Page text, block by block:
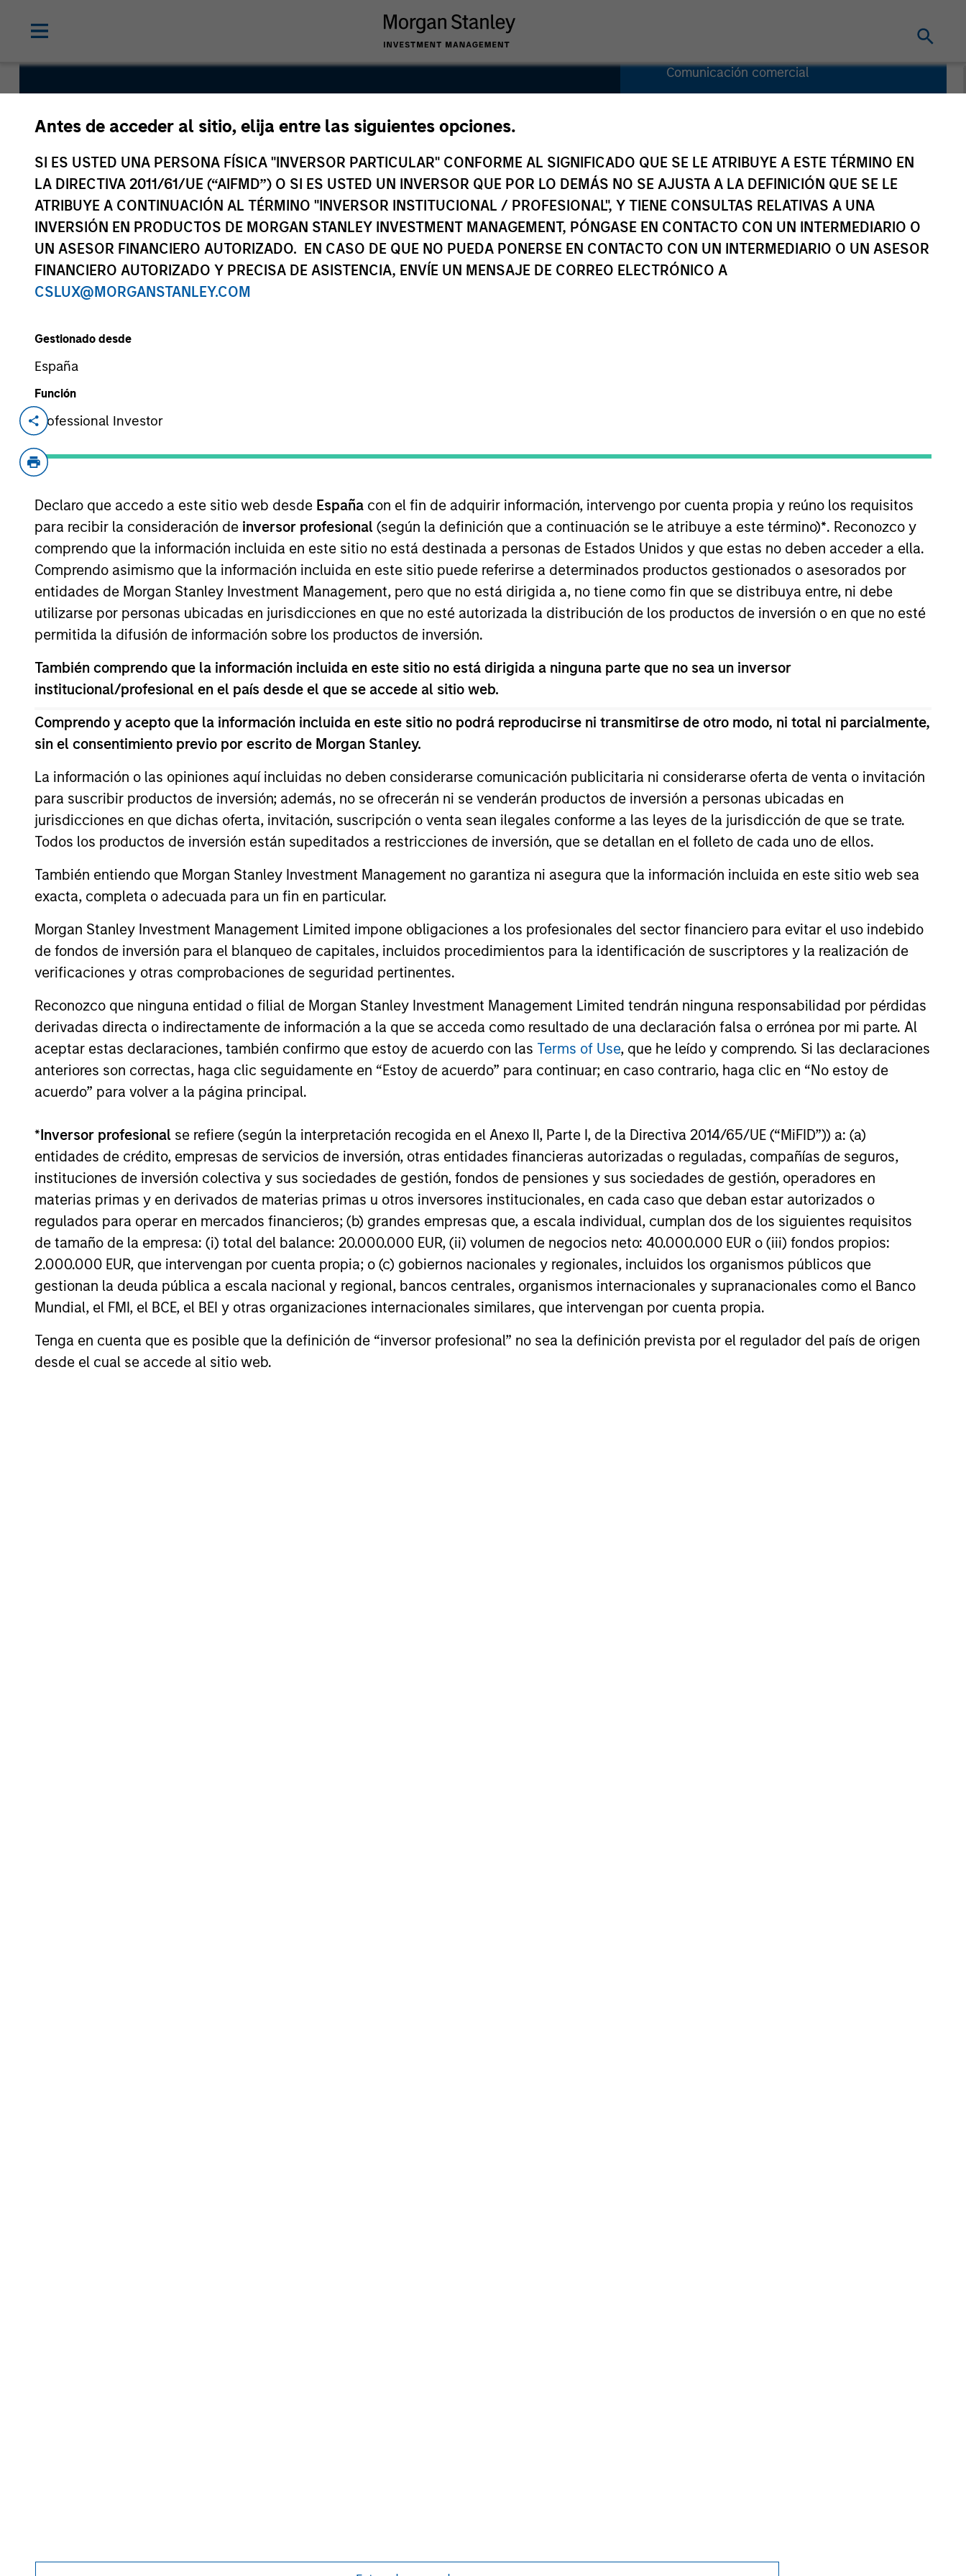
Antes de acceder al sitio, elija entre las siguientes opciones.
SI ES USTED UNA PERSONA FÍSICA "INVERSOR PARTICULAR" CONFORME AL SIGNIFICADO QUE SE LE ATRIBUYE A ESTE TÉRMINO EN
LA DIRECTIVA 2011/61/UE (“AIFMD”) O SI ES USTED UN INVERSOR QUE POR LO DEMÁS NO SE AJUSTA A LA DEFINICIÓN QUE SE LE
ATRIBUYE A CONTINUACIÓN AL TÉRMINO "INVERSOR INSTITUCIONAL / PROFESIONAL", Y TIENE CONSULTAS RELATIVAS A UNA
INVERSIÓN EN PRODUCTOS DE MORGAN STANLEY INVESTMENT MANAGEMENT, PÓNGASE EN CONTACTO CON UN INTERMEDIARIO O
UN ASESOR FINANCIERO AUTORIZADO. EN CASO DE QUE NO PUEDA PONERSE EN CONTACTO CON UN INTERMEDIARIO O UN ASESOR
FINANCIERO AUTORIZADO Y PRECISA DE ASISTENCIA, ENVÍE UN MENSAJE DE CORREO ELECTRÓNICO A
CSLUX@MORGANSTANLEY.COM
Gestionado desde
España
Función
Professional Investor
Declaro que accedo a este sitio web desde España con el fin de adquirir información, intervengo por cuenta propia y reúno los requisitos
para recibir la consideración de inversor profesional (según la definición que a continuación se le atribuye a este término)*. Reconozco y
comprendo que la información incluida en este sitio no está destinada a personas de Estados Unidos y que estas no deben acceder a ella.
Comprendo asimismo que la información incluida en este sitio puede referirse a determinados productos gestionados o asesorados por
entidades de Morgan Stanley Investment Management, pero que no está dirigida a, no tiene como fin que se distribuya entre, ni debe
utilizarse por personas ubicadas en jurisdicciones en que no esté autorizada la distribución de los productos de inversión o en que no esté
permitida la difusión de información sobre los productos de inversión.
También comprendo que la información incluida en este sitio no está dirigida a ninguna parte que no sea un inversor
institucional/profesional en el país desde el que se accede al sitio web.
Comprendo y acepto que la información incluida en este sitio no podrá reproducirse ni transmitirse de otro modo, ni total ni parcialmente,
sin el consentimiento previo por escrito de Morgan Stanley.
La información o las opiniones aquí incluidas no deben considerarse comunicación publicitaria ni considerarse oferta de venta o invitación
para suscribir productos de inversión; además, no se ofrecerán ni se venderán productos de inversión a personas ubicadas en
jurisdicciones en que dichas oferta, invitación, suscripción o venta sean ilegales conforme a las leyes de la jurisdicción de que se trate.
Todos los productos de inversión están supeditados a restricciones de inversión, que se detallan en el folleto de cada uno de ellos.
También entiendo que Morgan Stanley Investment Management no garantiza ni asegura que la información incluida en este sitio web sea
exacta, completa o adecuada para un fin en particular.
Morgan Stanley Investment Management Limited impone obligaciones a los profesionales del sector financiero para evitar el uso indebido
de fondos de inversión para el blanqueo de capitales, incluidos procedimientos para la identificación de suscriptores y la realización de
verificaciones y otras comprobaciones de seguridad pertinentes.
Reconozco que ninguna entidad o filial de Morgan Stanley Investment Management Limited tendrán ninguna responsabilidad por pérdidas
derivadas directa o indirectamente de información a la que se acceda como resultado de una declaración falsa o errónea por mi parte. Al
aceptar estas declaraciones, también confirmo que estoy de acuerdo con las Terms of Use, que he leído y comprendo. Si las declaraciones
anteriores son correctas, haga clic seguidamente en “Estoy de acuerdo” para continuar; en caso contrario, haga clic en “No estoy de
acuerdo” para volver a la página principal.
*Inversor profesional se refiere (según la interpretación recogida en el Anexo II, Parte I, de la Directiva 2014/65/UE (“MiFID”)) a: (a)
entidades de crédito, empresas de servicios de inversión, otras entidades financieras autorizadas o reguladas, compañías de seguros,
instituciones de inversión colectiva y sus sociedades de gestión, fondos de pensiones y sus sociedades de gestión, operadores en
materias primas y en derivados de materias primas u otros inversores institucionales, en cada caso que deban estar autorizados o
regulados para operar en mercados financieros; (b) grandes empresas que, a escala individual, cumplan dos de los siguientes requisitos
de tamaño de la empresa: (i) total del balance: 20.000.000 EUR, (ii) volumen de negocios neto: 40.000.000 EUR o (iii) fondos propios:
2.000.000 EUR, que intervengan por cuenta propia; o (c) gobiernos nacionales y regionales, incluidos los organismos públicos que
gestionan la deuda pública a escala nacional y regional, bancos centrales, organismos internacionales y supranacionales como el Banco
Mundial, el FMI, el BCE, el BEI y otras organizaciones internacionales similares, que intervengan por cuenta propia.
Tenga en cuenta que es posible que la definición de “inversor profesional” no sea la definición prevista por el regulador del país de origen
desde el cual se accede al sitio web.
Floating Rate ABS
Fund
Comunicación comercial
Descripción general Datos del fondo
Descripción general
Objetivo de la inversión
Proporcionar una tasa de rendimiento atractiva, minimizando al mismo tiempo la exposición a cambios en los tipos de interés.
Enfoque de inversión
Su objetivo es lograr la revalorización del capital a corto plazo invirtiendo principalmente en bonos de titulización de activos con tipo
variable de alta calidad crediticia. El equipo Securitized aplica metodologías propias de valoración y puntuación específicas para los
valores de renta fija en los que invertirá el fondo. El equipo sigue un proceso analítico fundamental bottom-up, que combina con reuniones
con emisores, prestamistas y administradores, con el fin de evaluar las oportunidades y los riesgos relacionados con la sostenibilidad.
El valor de las inversiones y de las rentas derivadas de ellas fluctuará, por lo que no existe garantía de que el fondo vaya a alcanzar sus
objetivos de inversión.
Datos del fondo
Precio y rentabilidad
La rentabilidad pasada no es un indicador fiable de resultados futuros. La rentabilidad puede aumentar
o disminuir como consecuencia de las fluctuaciones de las divisas. Todos los datos de rentabilidad
corresponden al valor liquidativo al inicio y al final del periodo, son netos de comisiones, y no tienen en
cuenta las comisiones y costes incurridos en la emisión y reembolso de participaciones. La fuente de
todas las cifras de rentabilidad y los datos del índice es Morgan Stanley Investment Management.
debería leer atentamente.
Losgastos corrientesreflejan los pagos y gastos
asumidos durante el funcionamiento del fondo y se
deducen de los activos del fondo durante el período.
Incluye las comisiones pagadas por gestión de
inversiones (comisión de gestión), las del depositario
y los gastos administrativos.
Rentabilidades totales anuales medias